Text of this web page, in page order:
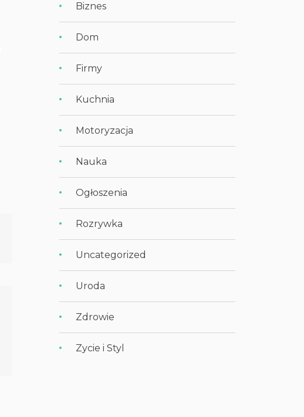
Biznes
Dom
Firmy
Kuchnia
Motoryzacja
Nauka
Ogłoszenia
Rozrywka
Uncategorized
Uroda
Zdrowie
Zycie i Styl